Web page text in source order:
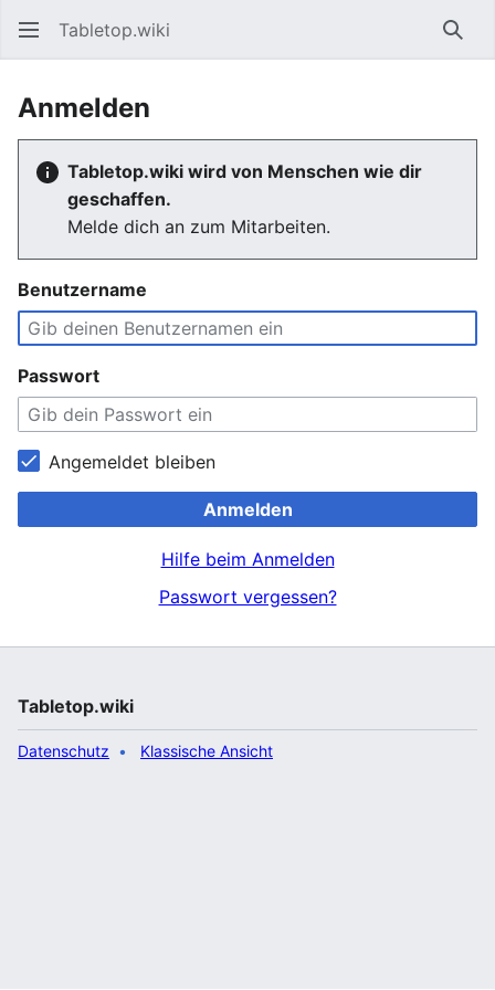
Tabletop.wiki
Anmelden
Tabletop.wiki wird von Menschen wie dir
geschaffen.
Melde dich an zum Mitarbeiten.
Benutzername
Passwort
Angemeldet bleiben
Anmelden
Hilfe beim Anmelden
Passwort vergessen?
Tabletop.wiki
Datenschutz Klassische Ansicht